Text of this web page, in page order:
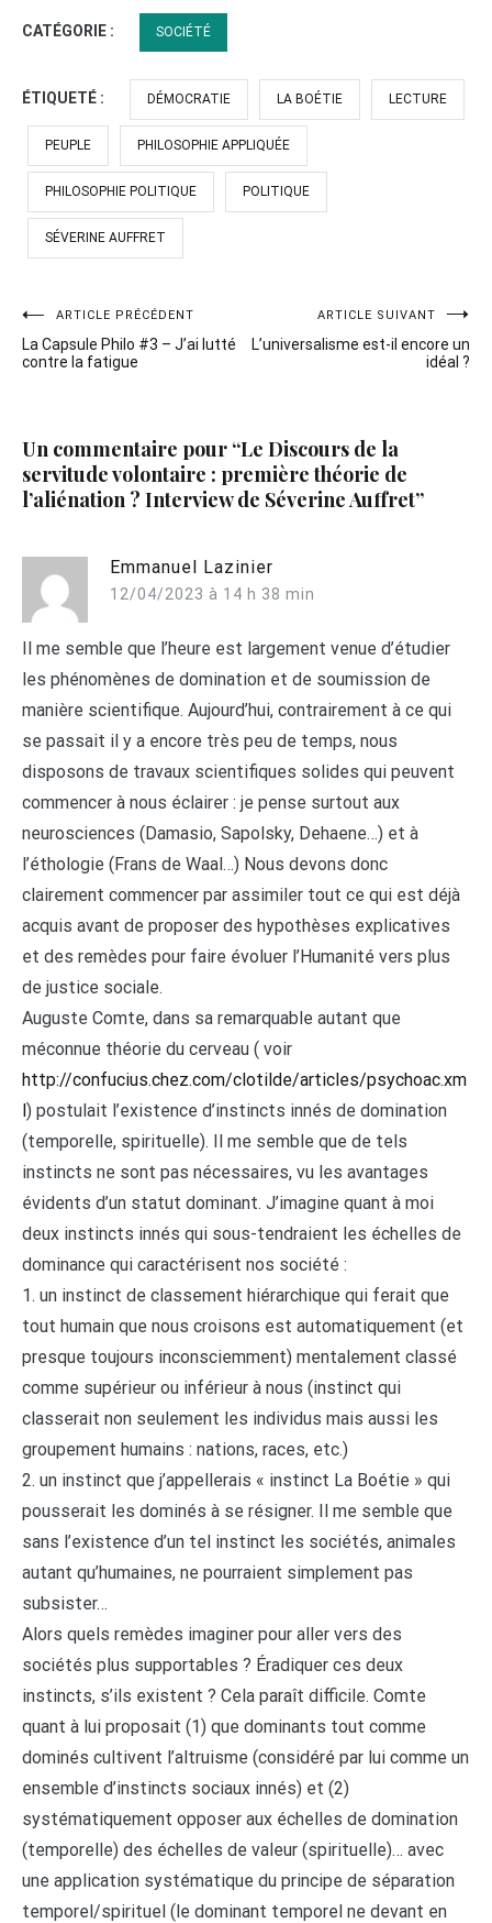
CATÉGORIE : SOCIÉTÉ
ÉTIQUETÉ : DÉMOCRATIE LA BOÉTIE LECTURE
PEUPLE PHILOSOPHIE APPLIQUÉE
PHILOSOPHIE POLITIQUE POLITIQUE
SÉVERINE AUFFRET
Navigation
de
ARTICLE PRÉCÉDENT
La Capsule Philo #3 – J’ai lutté
contre la fatigue
ARTICLE SUIVANT
L’universalisme est-il encore un
idéal ?
Un commentaire pour “Le Discours de la
servitude volontaire : première théorie de
l’aliénation ? Interview de Séverine Auffret”
Emmanuel Lazinier
12/04/2023 à 14 h 38 min
Il me semble que l’heure est largement venue d’étudier
les phénomènes de domination et de soumission de
manière scientifique. Aujourd’hui, contrairement à ce qui
se passait il y a encore très peu de temps, nous
disposons de travaux scientifiques solides qui peuvent
commencer à nous éclairer : je pense surtout aux
neurosciences (Damasio, Sapolsky, Dehaene…) et à
l’éthologie (Frans de Waal…) Nous devons donc
clairement commencer par assimiler tout ce qui est déjà
acquis avant de proposer des hypothèses explicatives
et des remèdes pour faire évoluer l’Humanité vers plus
de justice sociale.
Auguste Comte, dans sa remarquable autant que
méconnue théorie du cerveau ( voir
http://confucius.chez.com/clotilde/articles/psychoac.xm
l) postulait l’existence d’instincts innés de domination
(temporelle, spirituelle). Il me semble que de tels
instincts ne sont pas nécessaires, vu les avantages
évidents d’un statut dominant. J’imagine quant à moi
deux instincts innés qui sous-tendraient les échelles de
dominance qui caractérisent nos société :
1. un instinct de classement hiérarchique qui ferait que
tout humain que nous croisons est automatiquement (et
presque toujours inconsciemment) mentalement classé
comme supérieur ou inférieur à nous (instinct qui
classerait non seulement les individus mais aussi les
groupement humains : nations, races, etc.)
2. un instinct que j’appellerais « instinct La Boétie » qui
pousserait les dominés à se résigner. Il me semble que
sans l’existence d’un tel instinct les sociétés, animales
autant qu’humaines, ne pourraient simplement pas
subsister…
Alors quels remèdes imaginer pour aller vers des
sociétés plus supportables ? Éradiquer ces deux
instincts, s’ils existent ? Cela paraît difficile. Comte
quant à lui proposait (1) que dominants tout comme
dominés cultivent l’altruisme (considéré par lui comme un
ensemble d’instincts sociaux innés) et (2)
systématiquement opposer aux échelles de domination
(temporelle) des échelles de valeur (spirituelle)… avec
une application systématique du principe de séparation
temporel/spirituel (le dominant temporel ne devant en